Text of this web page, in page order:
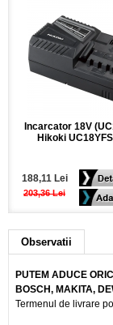
Incarcator 18V
Hikoki
188,11 Lei
203,36 Lei
Observatii
PUTEM ADUCE
BOSCH, MAKITA,
Termenul de livrare